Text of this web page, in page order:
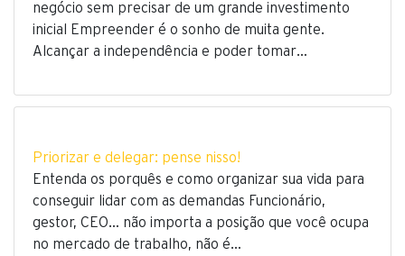
negócio sem precisar de um grande investimento
inicial Empreender é o sonho de muita gente.
Alcançar a independência e poder tomar…
Priorizar e delegar: pense nisso!
Entenda os porquês e como organizar sua vida para
conseguir lidar com as demandas Funcionário,
gestor, CEO… não importa a posição que você ocupa
no mercado de trabalho, não é…